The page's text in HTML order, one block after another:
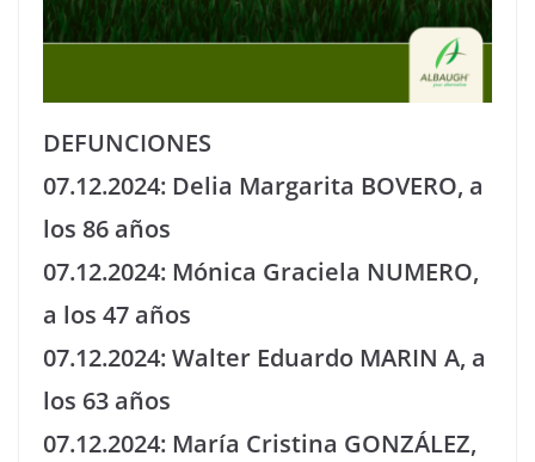
DEFUNCIONES
07.12.2024: Delia Margarita BOVERO, a
los 86 años
07.12.2024: Mónica Graciela NUMERO,
a los 47 años
07.12.2024: Walter Eduardo MARIN A, a
los 63 años
07.12.2024: María Cristina GONZÁLEZ,